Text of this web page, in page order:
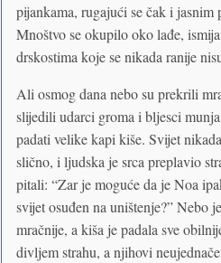
pijankama, rugajući se čak i jasnim
Mnoštvo se okupilo oko lađe,
drskostima koje se nikada ranije
Ali osmog dana nebo su prekrili
slijedili udarci groma i bljesci
padati velike kapi kiše. Svijet
slično, i ljudska je srca preplavio
pitali: “Zar je moguće da je Noa
svijet osuđen na uništenje?” Nebo
mračnije, a kiša je padala sve
divljem strahu, a njihovi